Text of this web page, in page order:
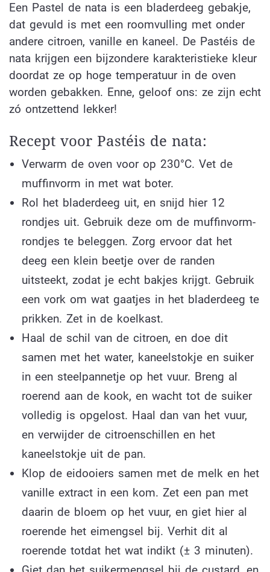
Een Pastel de nata is een bladerdeeg gebakje,
dat gevuld is met een roomvulling met onder
andere citroen, vanille en kaneel. De Pastéis de
nata krijgen een bijzondere karakteristieke kleur
doordat ze op hoge temperatuur in de oven
worden gebakken. Enne, geloof ons: ze zijn echt
zó ontzettend lekker!
Recept voor Pastéis de nata:
Verwarm de oven voor op 230°C. Vet de
muffinvorm in met wat boter.
Rol het bladerdeeg uit, en snijd hier 12
rondjes uit. Gebruik deze om de muffinvorm-
rondjes te beleggen. Zorg ervoor dat het
deeg een klein beetje over de randen
uitsteekt, zodat je echt bakjes krijgt. Gebruik
een vork om wat gaatjes in het bladerdeeg te
prikken. Zet in de koelkast.
Haal de schil van de citroen, en doe dit
samen met het water, kaneelstokje en suiker
in een steelpannetje op het vuur. Breng al
roerend aan de kook, en wacht tot de suiker
volledig is opgelost. Haal dan van het vuur,
en verwijder de citroenschillen en het
kaneelstokje uit de pan.
Klop de eidooiers samen met de melk en het
vanille extract in een kom. Zet een pan met
daarin de bloem op het vuur, en giet hier al
roerende het eimengsel bij. Verhit dit al
roerende totdat het wat indikt (± 3 minuten).